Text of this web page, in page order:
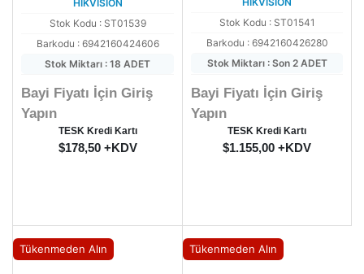
HIKVISION
Stok Kodu : ST01539
Barkodu : 6942160424606
Stok Miktarı : 18 ADET
Bayi Fiyatı İçin Giriş
Yapın
TESK Kredi Kartı
$178,50 +KDV
Stok Kodu : ST01541
Barkodu : 6942160426280
Stok Miktarı : Son 2 ADET
Bayi Fiyatı İçin Giriş
Yapın
TESK Kredi Kartı
$1.155,00 +KDV
Tükenmeden Alın Tükenmeden Alın